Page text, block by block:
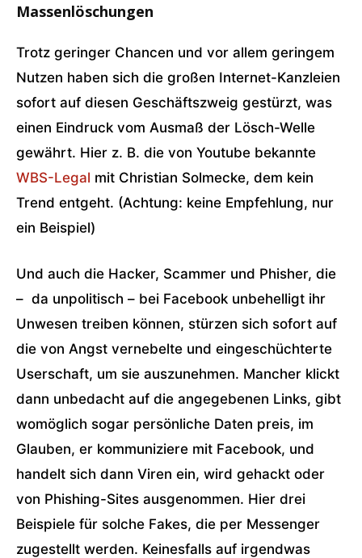
Massenlöschungen
Trotz geringer Chancen und vor allem geringem
Nutzen haben sich die großen Internet-Kanzleien
sofort auf diesen Geschäftszweig gestürzt, was
einen Eindruck vom Ausmaß der Lösch-Welle
gewährt. Hier z. B. die von Youtube bekannte
WBS-Legal mit Christian Solmecke, dem kein
Trend entgeht. (Achtung: keine Empfehlung, nur
ein Beispiel)
Und auch die Hacker, Scammer und Phisher, die
– da unpolitisch – bei Facebook unbehelligt ihr
Unwesen treiben können, stürzen sich sofort auf
die von Angst vernebelte und eingeschüchterte
Userschaft, um sie auszunehmen. Mancher klickt
dann unbedacht auf die angegebenen Links, gibt
womöglich sogar persönliche Daten preis, im
Glauben, er kommuniziere mit Facebook, und
handelt sich dann Viren ein, wird gehackt oder
von Phishing-Sites ausgenommen. Hier drei
Beispiele für solche Fakes, die per Messenger
zugestellt werden. Keinesfalls auf irgendwas